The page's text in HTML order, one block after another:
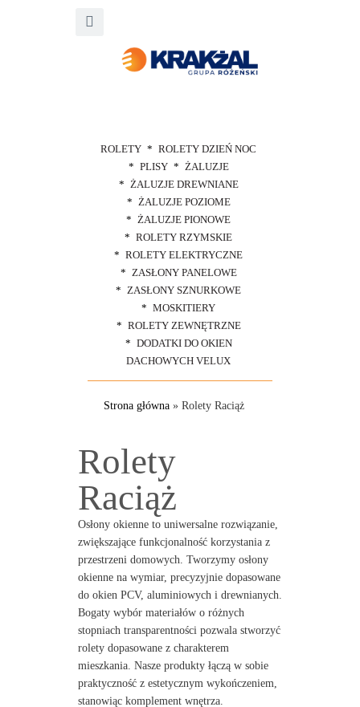
ROLETY
ROLETY DZIEŃ NOC
PLISY
ŻALUZJE
ŻALUZJE DREWNIANE
ŻALUZJE POZIOME
ŻALUZJE PIONOWE
ROLETY RZYMSKIE
ROLETY ELEKTRYCZNE
ZASŁONY PANELOWE
ZASŁONY SZNURKOWE
MOSKITIERY
ROLETY ZEWNĘTRZNE
DODATKI DO OKIEN
DACHOWYCH VELUX
Strona główna » Rolety Raciąż
Rolety
Raciąż
Osłony okienne to uniwersalne rozwiązanie,
zwiększające funkcjonalność korzystania z
przestrzeni domowych. Tworzymy osłony
okienne na wymiar, precyzyjnie dopasowane
do okien PCV, aluminiowych i drewnianych.
Bogaty wybór materiałów o różnych
stopniach transparentności pozwala stworzyć
rolety dopasowane z charakterem
mieszkania. Nasze produkty łączą w sobie
praktyczność z estetycznym wykończeniem,
stanowiąc komplement wnętrza.